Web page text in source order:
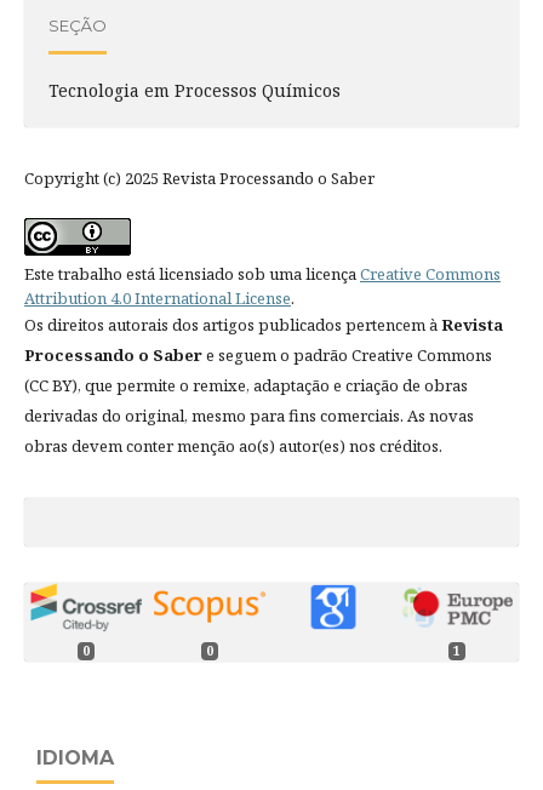
SEÇÃO
Tecnologia em Processos Químicos
Copyright (c) 2025 Revista Processando o Saber
Este trabalho está licensiado sob uma licençaCreative Commons
Attribution 4.0 International License.
Os direitos autorais dos artigos publicados pertencem àRevista
Processando o Sabere seguem o padrão Creative Commons
(CC BY), que permite o remixe, adaptação e criação de obras
derivadas do original, mesmo para fins comerciais. As novas
obras devem conter menção ao(s) autor(es) nos créditos.
0 0 1
IDIOMA